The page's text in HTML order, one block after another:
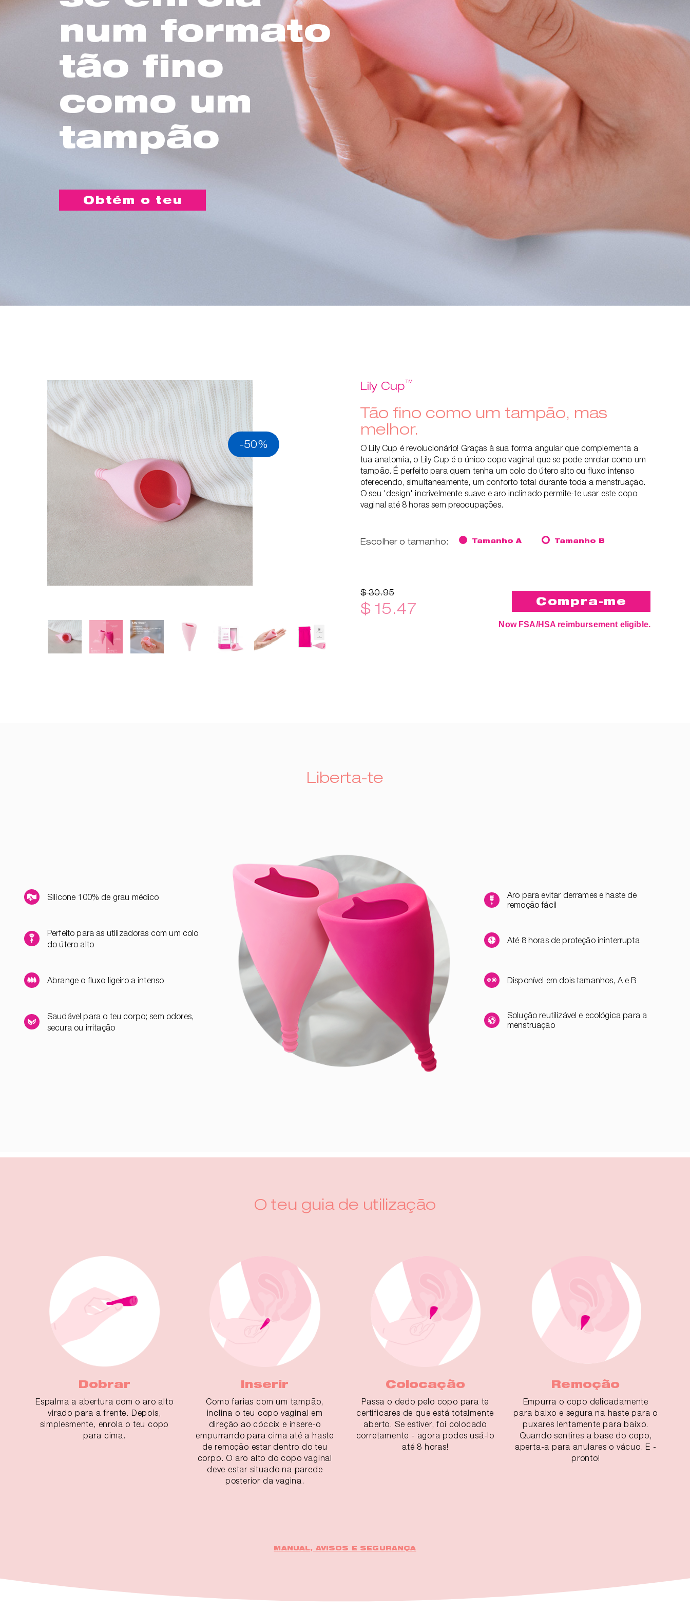
num formato
tão fino
como um
tampão
Obtém o teu
-50%
Lily Cup™
Tão fino como um tampão, mas
melhor.
O Lily Cup é revolucionário! Graças à sua forma angular que complementa a
tua anatomia, o Lily Cup é o único copo vaginal que se pode enrolar como um
tampão. É perfeito para quem tenha um colo do útero alto ou fluxo intenso
oferecendo, simultaneamente, um conforto total durante toda a menstruação.
O seu 'design' incrivelmente suave e aro inclinado permite-te usar este copo
vaginal até 8 horas sem preocupações.
Escolher o tamanho: Tamanho A Tamanho B
$ 30.95
$ 15.47
Now FSA/HSA reimbursement eligible.
Liberta-te
Silicone 100% de grau médico
Perfeito para as utilizadoras com um colo
do útero alto
Abrange o fluxo ligeiro a intenso
Saudável para o teu corpo; sem odores,
secura ou irritação
Aro para evitar derrames e haste de
remoção fácil
Até 8 horas de proteção ininterrupta
Disponível em dois tamanhos, A e B
Solução reutilizável e ecológica para a
menstruação
O teu guia de utilização
Dobrar
Espalma a abertura com o aro alto
virado para a frente. Depois,
simplesmente, enrola o teu copo
para cima.
Inserir
Como farias com um tampão,
inclina o teu copo vaginal em
direção ao cóccix e insere-o
empurrando para cima até a haste
de remoção estar dentro do teu
corpo. O aro alto do copo vaginal
deve estar situado na parede
posterior da vagina.
Colocação
Passa o dedo pelo copo para te
certificares de que está totalmente
aberto. Se estiver, foi colocado
corretamente - agora podes usá-lo
até 8 horas!
Remoção
Empurra o copo delicadamente
para baixo e segura na haste para o
puxares lentamente para baixo.
Quando sentires a base do copo,
aperta-a para anulares o vácuo. E -
pronto!
MANUAL, AVISOS E SEGURANÇA